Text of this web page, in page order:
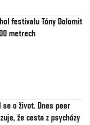
festivalu Tóny Dolomit
metrech
o život. Dnes peer
že cesta z psychózy